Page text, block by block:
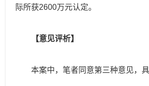
际所获2600万元认定。
【意见评析】
本案中，笔者同意第三种意见，具